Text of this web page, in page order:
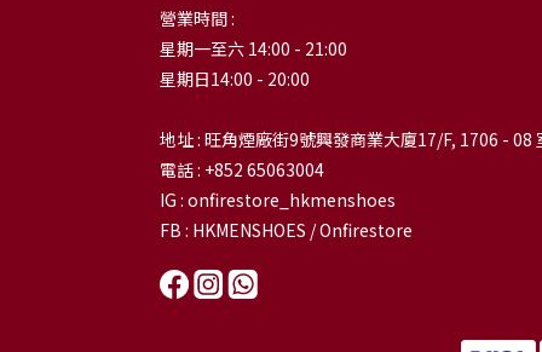
營業時間 :
星期一至六 14:00 - 21:00
星期日14:00 - 20:00
地址 : 旺角煙廠街9號興發商業大廈17/F, 1706 - 08
電話 : +852 65063004
IG : onfirestore_hkmenshoes
FB : HKMENSHOES / Onfirestore